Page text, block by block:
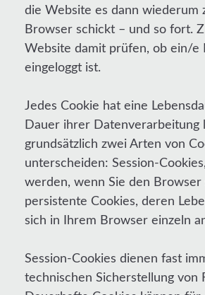
die Website es dann wiederum
Browser schickt – und so fort.
Website damit prüfen, ob ein/e
eingeloggt ist.
Jedes Cookie hat eine
Dauer ihrer Datenverarbeitung
grundsätzlich zwei Arten von
unterscheiden: Session-
werden, wenn Sie den Browser
persistente Cookies, deren
sich in Ihrem Browser einzeln
Session-Cookies dienen fast
technischen Sicherstellung von